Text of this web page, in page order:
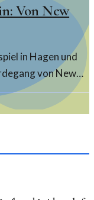
Von New
in Hagen und
von New